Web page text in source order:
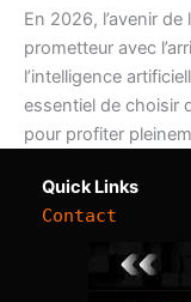
En 2026, l’avenir de
prometteur avec
l’intelligence
essentiel de choisir
pour profiter
Quick Links
Contact